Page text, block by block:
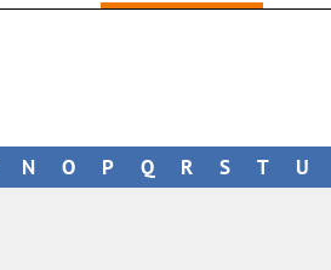
N O P Q R S T U